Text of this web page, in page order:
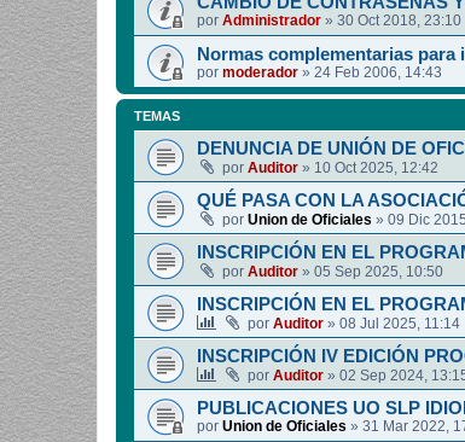
por Administrador » 30 Oct 2018, 23:10
Normas complementarias
por moderador » 24 Feb 2006, 14:43
TEMAS
DENUNCIA DE UNIÓN DE
por Auditor » 10 Oct 2025, 12:42
QUÉ PASA CON LA
por Union de Oficiales » 09 Dic
INSCRIPCIÓN EN EL
por Auditor » 05 Sep 2025, 10:50
INSCRIPCIÓN EN EL
por Auditor » 08 Jul 2025, 11:14
INSCRIPCIÓN IV EDICIÓN
por Auditor » 02 Sep 2024,
PUBLICACIONES UO SLP
por Union de Oficiales » 31 Mar 2022,